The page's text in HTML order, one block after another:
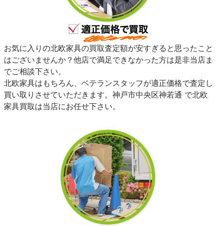
お気に入りの北欧家具の買取査定額が安すぎると思ったこと
はございませんか？他店で満足できなかった方は是非当店ま
でご相談下さい。
北欧家具はもちろん、ベテランスタッフが適正価格で査定し
買い取りさせていただきます。神戸市中央区神若通 で北欧
家具買取は当店にお任せ下さい。